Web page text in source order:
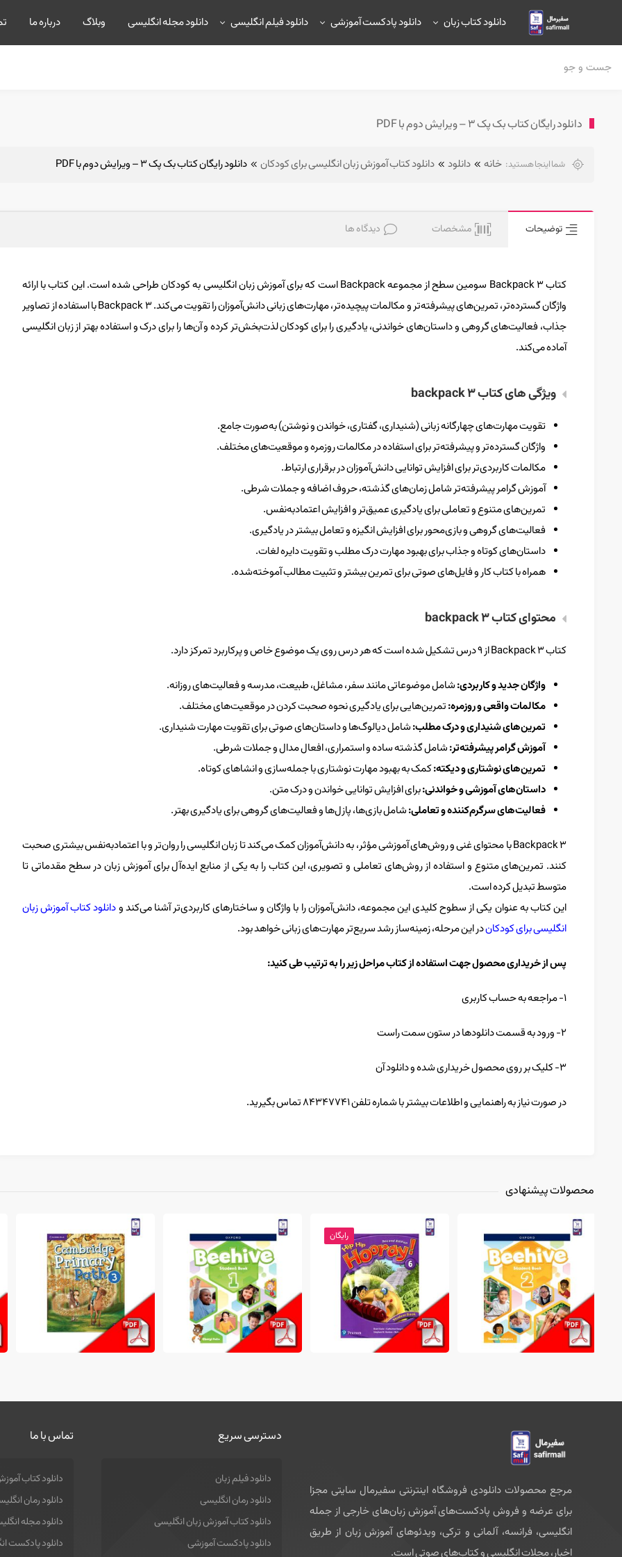
دانلود کتاب زبان دانلود پادکست آموزشی دانلود فیلم انگلیسی دانلود مجله انگلیسی وبلاگ درباره ما
دانلود رایگان کتاب بک پک ۳ – ویرایش دوم با PDF
شما اینجا هستید: خانه دانلود دانلود کتاب آموزش زبان انگلیسی برای کودکان دانلود رایگان کتاب بک پک ۳ – ویرایش دوم با PDF
توضیحات مشخصات دیدگاه ها
کتاب Backpack 3 سومین سطح از مجموعه Backpack است که برای آموزش زبان انگلیسی به کودکان طراحی شده است. این کتاب با ارائه
واژگان گسترده‌تر، تمرین‌های پیشرفته‌تر و مکالمات پیچیده‌تر، مهارت‌های زبانی دانش‌آموزان را تقویت می‌کند. Backpack 3 با استفاده از تصاویر
جذاب، فعالیت‌های گروهی و داستان‌های خواندنی، یادگیری را برای کودکان لذت‌بخش‌تر کرده و آن‌ها را برای درک و استفاده بهتر از زبان انگلیسی
آماده می‌کند.
ویژگی‌ های کتاب ۳ backpack
تقویت مهارت‌های چهارگانه زبانی (شنیداری، گفتاری، خواندن و نوشتن) به‌صورت جامع.
واژگان گسترده‌تر و پیشرفته‌تر برای استفاده در مکالمات روزمره و موقعیت‌های مختلف.
مکالمات کاربردی‌تر برای افزایش توانایی دانش‌آموزان در برقراری ارتباط.
آموزش گرامر پیشرفته‌تر شامل زمان‌های گذشته، حروف اضافه و جملات شرطی.
تمرین‌های متنوع و تعاملی برای یادگیری عمیق‌تر و افزایش اعتمادبه‌نفس.
فعالیت‌های گروهی و بازی‌محور برای افزایش انگیزه و تعامل بیشتر در یادگیری.
داستان‌های کوتاه و جذاب برای بهبود مهارت درک مطلب و تقویت دایره لغات.
همراه با کتاب کار و فایل‌های صوتی برای تمرین بیشتر و تثبیت مطالب آموخته‌شده.
محتوای کتاب ۳ backpack
کتاب Backpack 3 از ۹ درس تشکیل شده است که هر درس روی یک موضوع خاص و پرکاربرد تمرکز دارد.
واژگان جدید و کاربردی:شامل موضوعاتی مانند سفر، مشاغل، طبیعت، مدرسه و فعالیت‌های روزانه.
مکالمات واقعی و روزمره:تمرین‌هایی برای یادگیری نحوه صحبت کردن در موقعیت‌های مختلف.
تمرین‌های شنیداری و درک مطلب:شامل دیالوگ‌ها و داستان‌های صوتی برای تقویت مهارت شنیداری.
آموزش گرامر پیشرفته‌تر:شامل گذشته ساده و استمراری، افعال مدال و جملات شرطی.
تمرین‌های نوشتاری و دیکته:کمک به بهبود مهارت نوشتاری با جمله‌سازی و انشاهای کوتاه.
داستان‌های آموزشی و خواندنی:برای افزایش توانایی خواندن و درک متن.
فعالیت‌های سرگرم‌کننده و تعاملی:شامل بازی‌ها، پازل‌ها و فعالیت‌های گروهی برای یادگیری بهتر.
Backpack 3 با محتوای غنی و روش‌های آموزشی مؤثر، به دانش‌آموزان کمک می‌کند تا زبان انگلیسی را روان‌تر و با اعتمادبه‌نفس بیشتری صحبت
کنند. تمرین‌های متنوع و استفاده از روش‌های تعاملی و تصویری، این کتاب را به یکی از منابع ایده‌آل برای آموزش زبان در سطح مقدماتی تا
متوسط تبدیل کرده است.
این کتاب به عنوان یکی از سطوح کلیدی این مجموعه، دانش‌آموزان را با واژگان و ساختارهای کاربردی‌تر آشنا می‌کند ودانلود کتاب آموزش زبان
انگلیسی برای کودکاندر این مرحله، زمینه‌ساز رشد سریع‌تر مهارت‌های زبانی خواهد بود.
پس از خریداری محصول جهت استفاده از کتاب مراحل زیر را به ترتیب طی کنید:
۱- مراجعه به حساب کاربری
۲- ورود به قسمت دانلودها در ستون سمت راست
۳- کلیک بر روی محصول خریداری شده و دانلود آن
در صورت نیاز به راهنمایی و اطلاعات بیشتر با شماره تلفن ۸۴۳۴۷۷۴۱ تماس بگیرید.
محصولات پیشنهادی
152,000 تومان رایگان 152,000 تومان 180,500 تومان
مرجع محصولات دانلودی فروشگاه اینترنتی سفیرمال سایتی مجزا
برای عرضه و فروش پادکست‌های آموزش زبان‌های خارجی از جمله
انگلیسی، فرانسه، آلمانی و ترکی، ویدئوهای آموزش زبان از طریق
اخبار، مجلات انگلیسی و کتاب‌های صوتی است.
دسترسی سریع
دانلود فیلم زبان
دانلود رمان انگلیسی
دانلود کتاب آموزش زبان انگلیسی
دانلود پادکست آموزشی
تماس با ما
دانلود کتاب
دانلود رمان
دانلود مجله
دانلود پادکست